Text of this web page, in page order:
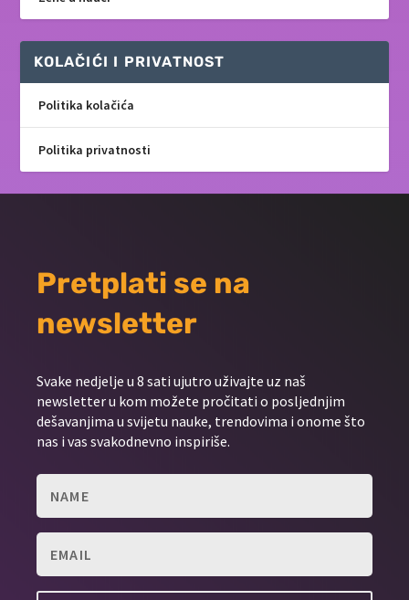
KOLAČIĆI I PRIVATNOST
Politika kolačića
Politika privatnosti
Pretplati se na
newsletter
Svake nedjelje u 8 sati ujutro uživajte uz naš
newsletter u kom možete pročitati o posljednjim
dešavanjima u svijetu nauke, trendovima i onome što
nas i vas svakodnevno inspiriše.